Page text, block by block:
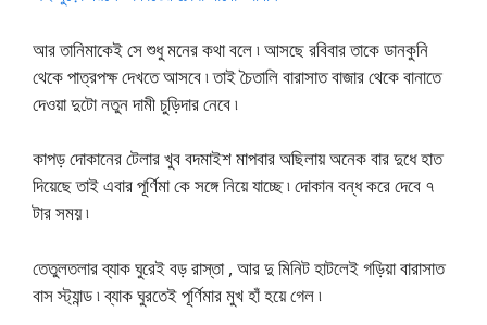
আর তানিমাকেই সে শুধু মনের কথা বলে ৷ আসছে রবিবার তাকে ডানকুনি
থেকে পাত্রপক্ষ দেখতে আসবে ৷ তাই চৈতালি বারাসাত বাজার থেকে বানাতে
দেওয়া দুটো নতুন দামী চুড়িদার নেবে ৷
কাপড় দোকানের টেলার খুব বদমাইশ মাপবার অছিলায় অনেক বার দুধে হাত
দিয়েছে তাই এবার পূর্ণিমা কে সঙ্গে নিয়ে যাচ্ছে ৷ দোকান বন্ধ করে দেবে ৭
টার সময় ৷
তেতুলতলার ব্যাক ঘুরেই বড় রাস্তা , আর দু মিনিট হাটলেই গড়িয়া বারাসাত
বাস স্ট্যান্ড ৷ ব্যাক ঘুরতেই পূর্ণিমার মুখ হাঁ হয়ে গেল ৷